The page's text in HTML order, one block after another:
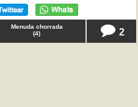
Menuda chorrada
(4) 2